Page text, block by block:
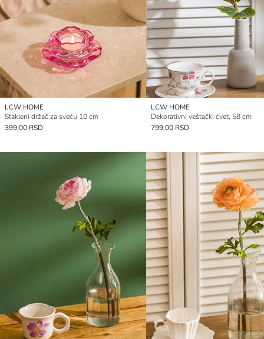
LCW HOME
Stakleni držač za sveću 10 cm
399,00 RSD
LCW HOME
Dekorativni veštački cvet, 58 cm
799,00 RSD